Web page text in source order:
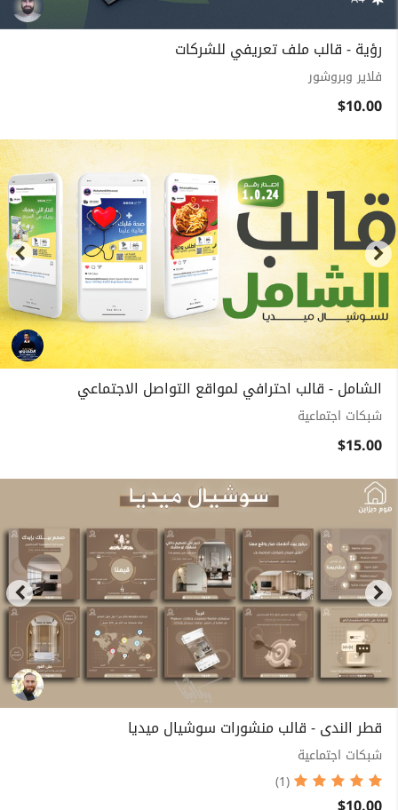
رؤية - قالب ملف تعريفي للشركات
فلاير وبروشور
$10.00
الشامل - قالب احترافي لمواقع التواصل الاجتماعي
شبكات اجتماعية
$15.00
قطر الندى - قالب منشورات سوشيال ميديا
شبكات اجتماعية
(1)